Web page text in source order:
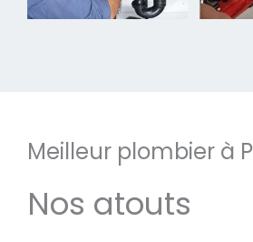
Meilleur plombier à
Nos atouts